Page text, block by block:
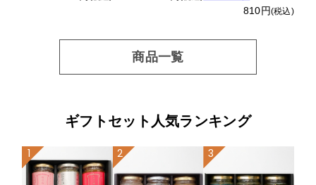
810円(税込)
商品一覧
ギフトセット人気ランキング
1 2 3